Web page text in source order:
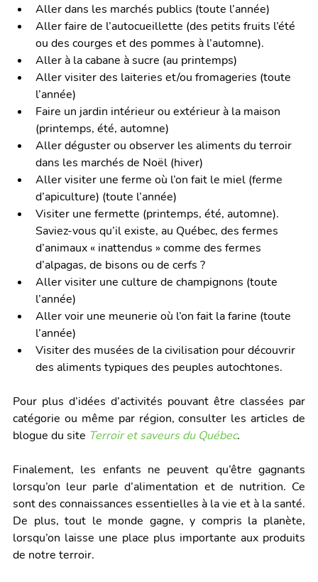
Aller dans les marchés publics (toute l’année)
Aller faire de l’autocueillette (des petits fruits l’été
ou des courges et des pommes à l’automne).
Aller à la cabane à sucre (au printemps)
Aller visiter des laiteries et/ou fromageries (toute
l’année)
Faire un jardin intérieur ou extérieur à la maison
(printemps, été, automne)
Aller déguster ou observer les aliments du terroir
dans les marchés de Noël (hiver)
Aller visiter une ferme où l’on fait le miel (ferme
d’apiculture) (toute l’année)
Visiter une fermette (printemps, été, automne).
Saviez-vous qu’il existe, au Québec, des fermes
d’animaux « inattendus » comme des fermes
d’alpagas, de bisons ou de cerfs ?
Aller visiter une culture de champignons (toute
l’année)
Aller voir une meunerie où l’on fait la farine (toute
l’année)
Visiter des musées de la civilisation pour découvrir
des aliments typiques des peuples autochtones.
Pour plus d’idées d’activités pouvant être classées par
catégorie ou même par région, consulter les articles de
blogue du site Terroir et saveurs du Québec.
Finalement, les enfants ne peuvent qu’être gagnants
lorsqu’on leur parle d’alimentation et de nutrition. Ce
sont des connaissances essentielles à la vie et à la santé.
De plus, tout le monde gagne, y compris la planète,
lorsqu’on laisse une place plus importante aux produits
de notre terroir.